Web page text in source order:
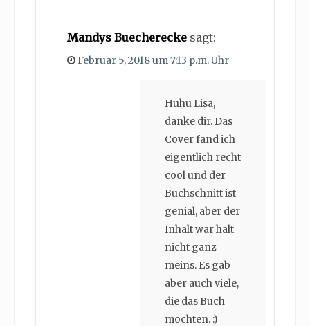
Mandys Buecherecke sagt:
Februar 5, 2018 um 7:13 p.m. Uhr
Huhu Lisa,
danke dir. Das
Cover fand ich
eigentlich recht
cool und der
Buchschnitt ist
genial, aber der
Inhalt war halt
nicht ganz
meins. Es gab
aber auch viele,
die das Buch
mochten. :)